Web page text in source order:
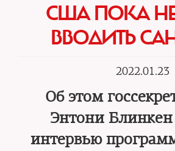
США ПОКА
ВВОДИТЬ
2022.01.23
Об этом
Энтони Блинкен
интервью